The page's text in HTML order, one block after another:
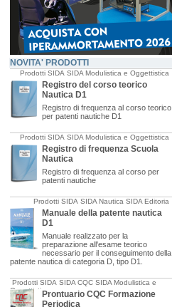
NOVITA' PRODOTTI
Prodotti SIDA SIDA Modulistica e Oggettistica
Registro del corso teorico
Nautica D1
Registro di frequenza al corso teorico
per patenti nautiche D1
Prodotti SIDA SIDA Modulistica e Oggettistica
Registro di frequenza Scuola
Nautica
Registro di frequenza al corso per
patenti nautiche
Prodotti SIDA SIDA Nautica SIDA Editoria
Manuale della patente nautica
D1
Manuale realizzato per la
preparazione all'esame teorico
necessario per il conseguimento della
patente nautica di categoria D, tipo D1.
Prodotti SIDA SIDA CQC SIDA Modulistica e
OggettisticaProntuario CQC Formazione
Periodica